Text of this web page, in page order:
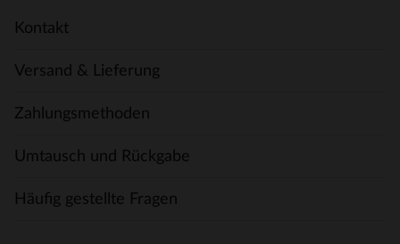
Kontakt
Versand & Lieferung
Zahlungsmethoden
Umtausch und Rückgabe
Häufig gestellte Fragen